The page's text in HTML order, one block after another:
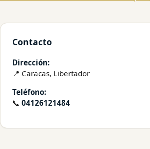
Contacto
Dirección:
📍 Caracas, Libertador
Teléfono:
📞 04126121484